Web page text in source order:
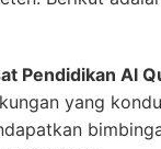
Pendidikan Al
yang